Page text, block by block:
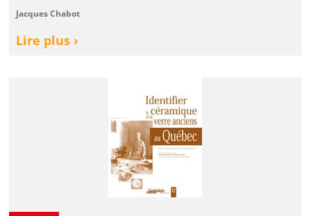
Jacques Chabot
Lire plus ›